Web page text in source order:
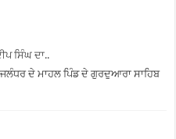
ਸਿੰਘ ਦਾ..
ਦੇ ਮਾਹਲ ਪਿੰਡ ਦੇ ਗੁਰਦੁਆਰਾ ਸਾਹਿਬ